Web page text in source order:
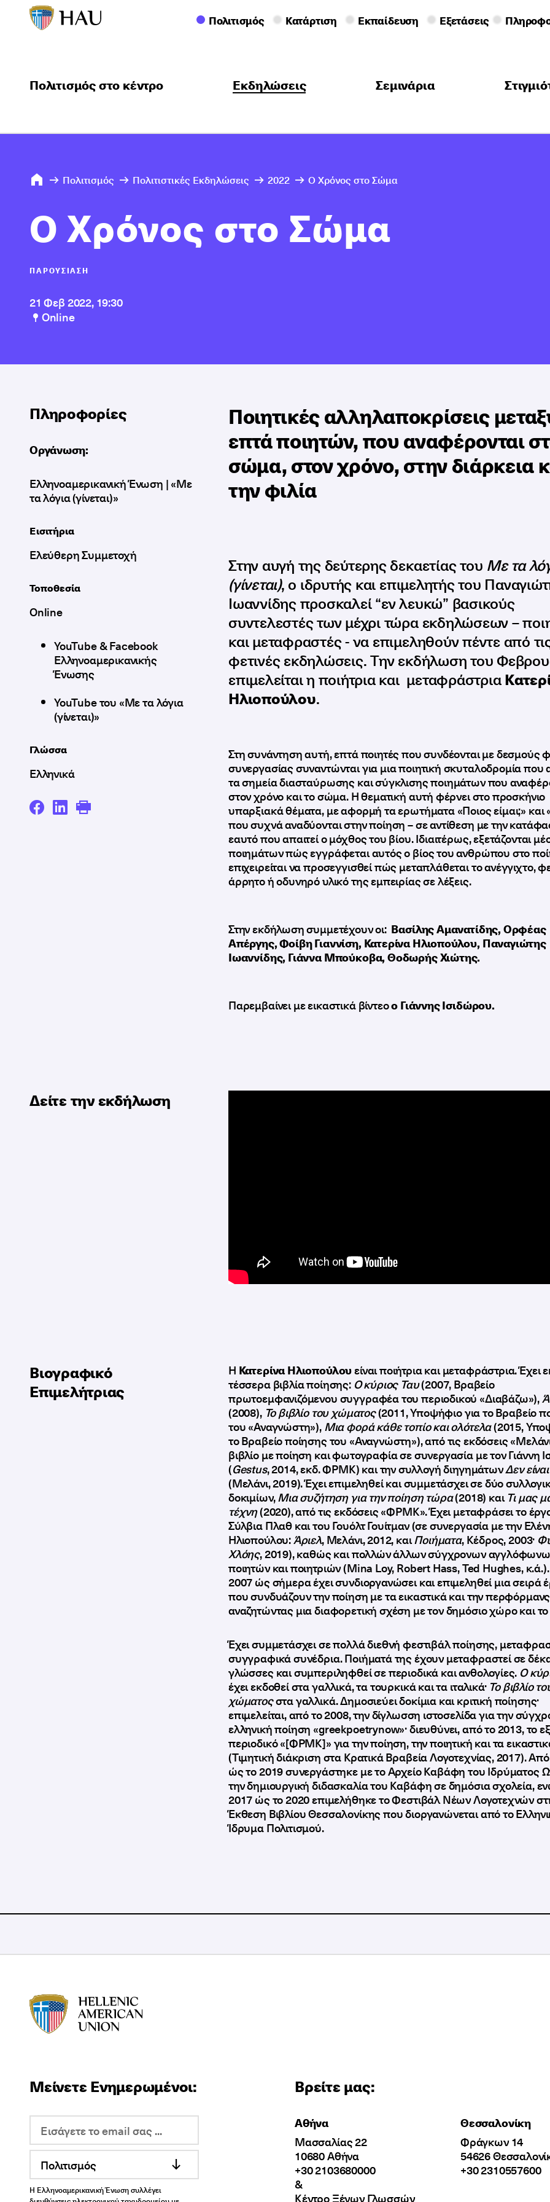
Πολιτισμός Κατάρτιση Εκπαίδευση Εξετάσεις
Πολιτισμός στο κέντρο Εκδηλώσεις Σεμινάρια
Πολιτισμός Πολιτιστικές Εκδηλώσεις 2022 Ο Χρόνος στο Σώμα
Ο Χρόνος στο Σώμα
ΠΑΡΟΥΣΊΑΣΗ
21 Φεβ 2022, 19:30
Online
Πληροφορίες
Οργάνωση:
Ελληνοαμερικανική Ένωση | «Με
τα λόγια (γίνεται)»
Εισιτήρια
Ελεύθερη Συμμετοχή
Τοποθεσία
Online
YouTube & Facebook
Ελληνοαμερικανικής
Ένωσης
YouTube του «Με τα λόγια
(γίνεται)»
Γλώσσα
Ελληνικά
Ποιητικές αλληλαποκρίσεις
επτάποιητών,πουαναφέρονται
σώμα, στον χρόνο, στην διάρκεια
την φιλία
Στην αυγή της δεύτερης δεκαετίας του Με τα
(γίνεται), o ιδρυτής και επιμελητής του
Ιωαννίδης προσκαλεί “εν λευκώ” βασικούς
συντελεστές των μέχρι τώρα εκδηλώσεων –
και μεταφραστές - να επιμεληθούν πέντε από
φετινές εκδηλώσεις. Την εκδήλωση του
επιμελείται η ποιήτρια και μεταφράστρια
Ηλιοπούλου.
Στη συνάντηση αυτή, επτά ποιητές που συνδέονται με δεσμούς
συνεργασίας συναντώνται για μια ποιητική σκυταλοδρομία που
τα σημεία διασταύρωσης και σύγκλισης ποιημάτων που
στον χρόνο και το σώμα. Η θεματική αυτή φέρνει στο προσκήνιο
υπαρξιακά θέματα, με αφορμή τα ερωτήματα «Ποιος είμαι;» και
που συχνά αναδύονται στην ποίηση – σε αντίθεση με την
εαυτό που απαιτεί ο μόχθος του βίου. Ιδιαιτέρως, εξετάζονται
ποιημάτων πώς εγγράφεται αυτός ο βίος του ανθρώπου στο
επιχειρείται να προσεγγισθεί πώς μεταπλάθεται το ανέγγιχτο,
άρρητο ή οδυνηρό υλικό της εμπειρίας σε λέξεις.
Στην εκδήλωση συμμετέχουν οι: Βασίλης Αμανατίδης, Ορφέας
Απέργης, Φοίβη Γιαννίση, Κατερίνα Ηλιοπούλου, Παναγιώτης
Ιωαννίδης, Γιάννα Μπούκοβα, Θοδωρής Χιώτης.
Παρεμβαίνει με εικαστικά βίντεοο Γιάννης Ισιδώρου.
Δείτε την εκδήλωση
Βιογραφικό
Επιμελήτριας
Η Κατερίνα Ηλιοπούλουείναι ποιήτρια και μεταφράστρια. Έχει
τέσσερα βιβλία ποίησης: Ο κύριος Ταυ(2007, Βραβείο
πρωτοεμφανιζόμενου συγγραφέα του περιοδικού «Διαβάζω»),
(2008), Το βιβλίο του χώματος(2011, Υποψήφιο για το Βραβείο
του «Αναγνώστη»),Μια φορά κάθε τοπίο και ολότελα(2015,
το Βραβείο ποίησης του «Αναγνώστη»), από τις εκδόσεις
βιβλίο με ποίηση και φωτογραφία σε συνεργασία με τον Γιάννη
(Gestus, 2014, εκδ. ΦΡΜΚ) και την συλλογή διηγημάτωνΔεν
(Μελάνι, 2019). Έχει επιμεληθεί και συμμετάσχει σε δύο
δοκιμίων,Μια συζήτηση για την ποίηση τώρα(2018) καιΤι μας
τέχνη(2020), από τις εκδόσεις «ΦΡΜΚ». Έχει μεταφράσει το
Σύλβια Πλαθ και του Γουόλτ Γουίτμαν (σε συνεργασία με την
Ηλιοπούλου:Άριελ, Μελάνι, 2012, καιΠοιήματα, Κέδρος, 2003·
Χλόης, 2019), καθώς και πολλών άλλων σύγχρονων
ποιητών και ποιητριών (Mina Loy, Robert Hass, Ted Hughes,
2007 ώς σήμερα έχει συνδιοργανώσει και επιμεληθεί μια σειρά
που συνδυάζουν την ποίηση με τα εικαστικά και την
αναζητώντας μια διαφορετική σχέση με τον δημόσιο χώρο και το
Έχει συμμετάσχει σε πολλά διεθνή φεστιβάλ ποίησης,
συγγραφικά συνέδρια. Ποιήματά της έχουν μεταφραστεί σε
γλώσσες και συμπεριληφθεί σε περιοδικά και ανθολογίες. Ο
έχει εκδοθεί στα γαλλικά, τα τουρκικά και τα ιταλικά· Το βιβλίο
χώματοςστα γαλλικά. Δημοσιεύει δοκίμια και κριτική ποίησης·
επιμελείται, από το 2008, την δίγλωσση ιστοσελίδα για την
ελληνική ποίηση «greekpoetrynow»· διευθύνει, από το 2013, το
περιοδικό «[ΦΡΜΚ]» για την ποίηση, την ποιητική και τα
(Τιμητική διάκριση στα Κρατικά Βραβεία Λογοτεχνίας, 2017).
ώς το 2019 συνεργάστηκε με το Αρχείο Καβάφη του Ιδρύματος
την δημιουργική διδασκαλία του Καβάφη σε δημόσια σχολεία,
2017 ώς το 2020 επιμελήθηκε το Φεστιβάλ Νέων Λογοτεχνών
Έκθεση Βιβλίου Θεσσαλονίκης που διοργανώνεται από το
Ίδρυμα Πολιτισμού.
Μείνετε Ενημερωμένοι:
Πολιτισμός
Η Ελληνοαμερικανική Ένωση συλλέγει
Βρείτε μας:
Αθήνα
Μασσαλίας 22
10680 Αθήνα
+30 2103680000
&
Κέντρο Ξένων Γλωσσών
Θεσσαλονίκη
Φράγκων 14
54626
+30 2310557600